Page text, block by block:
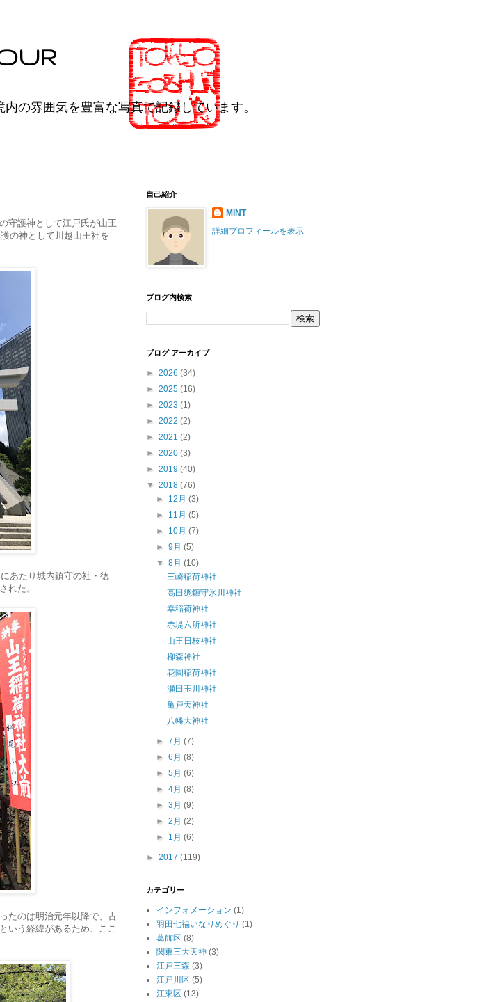
の雰囲気を豊富な写真で記録しています。
守護神として江戸氏が山王
の神として川越山王社を
あたり城内鎮守の社・徳
れた。
たのは明治元年以降で、古
いう経緯があるため、ここ
自己紹介
MINT
詳細プロフィールを表示
ブログ内検索
ブログ アーカイブ
► 2026 (34)
► 2025 (16)
► 2023 (1)
► 2022 (2)
► 2021 (2)
► 2020 (3)
► 2019 (40)
▼ 2018 (76)
► 12月(3)
► 11月(5)
► 10月(7)
►9月(5)
▼8月(10)
三崎稲荷神社
高田總鎭守氷川神社
幸稲荷神社
赤堤六所神社
山王日枝神社
柳森神社
花園稲荷神社
瀬田玉川神社
亀戸天神社
八幡大神社
►7月(7)
►6月(8)
►5月(6)
►4月(8)
►3月(9)
►2月(2)
► 1月(6)
► 2017 (119)
カテゴリー
インフォメーション (1)
羽田七福いなりめぐり (1)
葛飾区 (8)
関東三大天神 (3)
江戸三森 (3)
江戸川区 (5)
江東区 (13)